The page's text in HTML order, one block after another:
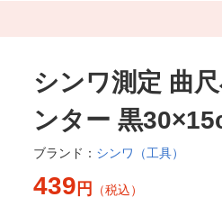
シンワ測定 曲
ンター 黒
ブランド： シンワ（工具）
439 円 （税込）